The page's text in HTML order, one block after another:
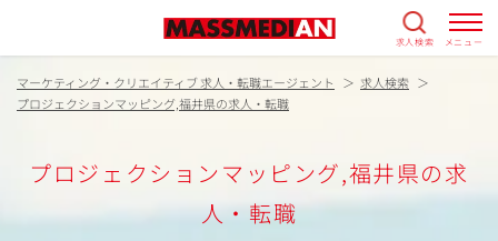
求人検索 メニュー
マーケティング・クリエイティブ 求人・転職エージェント
求人検索
プロジェクションマッピング,福井県の求人・転職
プロジェクションマッピング,福井県の求
人・転職